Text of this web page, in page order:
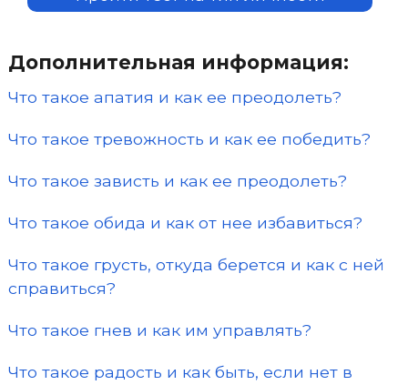
Дополнительная информация:
Что такое апатия и как ее преодолеть?
Что такое тревожность и как ее победить?
Что такое зависть и как ее преодолеть?
Что такое обида и как от нее избавиться?
Что такое грусть, откуда берется и как с ней
справиться?
Что такое гнев и как им управлять?
Что такое радость и как быть, если нет в